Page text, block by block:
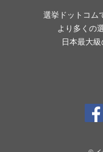
選挙ドットコム
より多くの
日本最大